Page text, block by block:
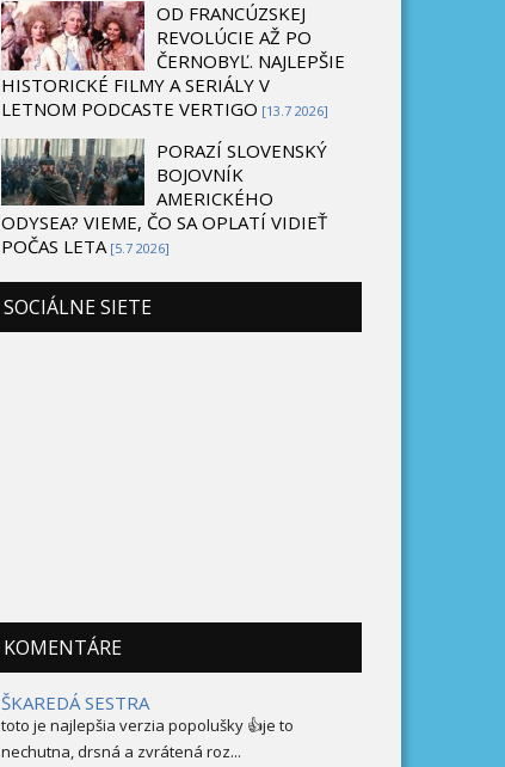
OD FRANCÚZSKEJ
REVOLÚCIE AŽ PO
ČERNOBYĽ. NAJLEPŠIE
HISTORICKÉ FILMY A SERIÁLY V
LETNOM PODCASTE VERTIGO [13.7 2026]
PORAZÍ SLOVENSKÝ
BOJOVNÍK
AMERICKÉHO
ODYSEA? VIEME, ČO SA OPLATÍ VIDIEŤ
POČAS LETA [5.7 2026]
SOCIÁLNE SIETE
KOMENTÁRE
ŠKAREDÁ SESTRA
toto je najlepšia verzia popolušky 👍je to
nechutna, drsná a zvrátená roz...